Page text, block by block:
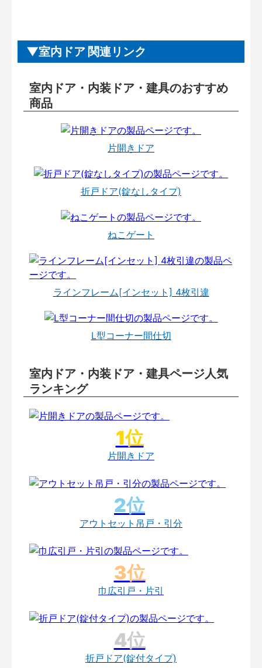
室内ドア 関連リンク
室内ドア・内装ドア・建具のおすすめ
商品
片開きドア
折戸ドア(錠なしタイプ)
ねこゲート
ラインフレーム[インセット] 4枚引違
L型コーナー間仕切
室内ドア・内装ドア・建具ページ人気
ランキング
片開きドア
アウトセット吊戸・引分
巾広引戸・片引
折戸ドア(錠付タイプ)